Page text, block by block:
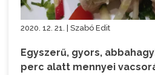
2020. 12. 21. | Szabó Edit
Egyszerű, gyors,
perc alatt mennyei